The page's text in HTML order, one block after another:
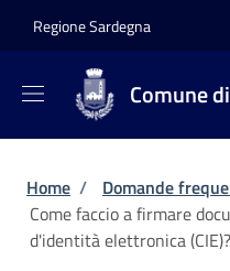
Regione Sardegna
Comune
Briciole di
Home / Domande
Come faccio a firmare
d'identità elettronica (CIE)?